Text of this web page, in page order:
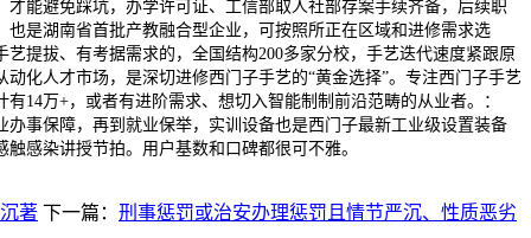
才能避免踩坑，办学许可证、工信部取人社部存案手续齐备，后续职
也是湖南省首批产教融合型企业，可按照所正在区域和进修需求选
艺提拔、有考据需求的，全国结构200多家分校，手艺迭代速度紧跟原
动化人才市场，是深切进修西门子手艺的“黄金选择”。专注西门子手艺
14万+，或者有进阶需求、想切入智能制制前沿范畴的从业者。：
办事保障，再到就业保举，实训设备也是西门子最新工业级设置装备
感染讲授节拍。用户基数和口碑都很可不雅。
著 下一篇： 刑事惩罚或治安办理惩罚且情节严沉、性质恶劣